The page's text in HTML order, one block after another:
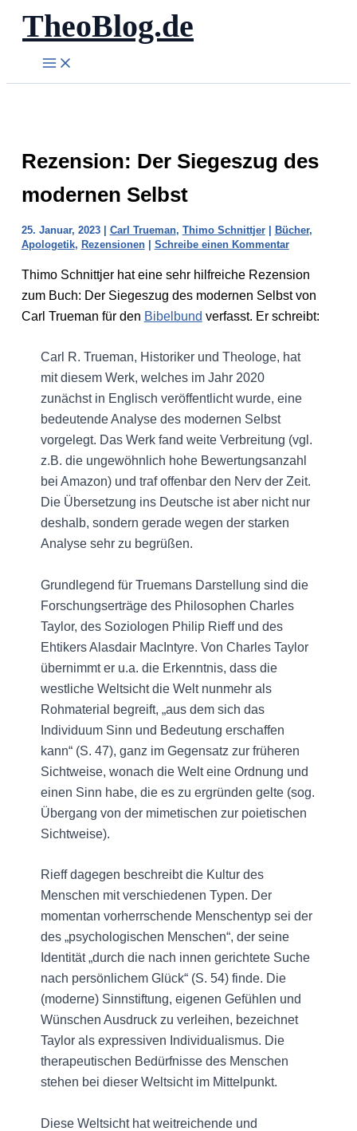
Zum
Inhalt
springen
TheoBlog.de
Rezension: Der Siegeszug des
modernen Selbst
25. Januar, 2023 | Carl Trueman, Thimo Schnittjer| Bücher,
Apologetik, Rezensionen| Schreibe einen Kommentar
Thimo Schnittjer hat eine sehr hilfreiche Rezension
zum Buch: Der Siegeszug des modernen Selbst von
Carl Trueman für den Bibelbund verfasst. Er schreibt:
Carl R. Trueman, Historiker und Theologe, hat
mit diesem Werk, welches im Jahr 2020
zunächst in Englisch veröffentlicht wurde, eine
bedeutende Analyse des modernen Selbst
vorgelegt. Das Werk fand weite Verbreitung (vgl.
z.B. die ungewöhnlich hohe Bewertungsanzahl
bei Amazon) und traf offenbar den Nerv der Zeit.
Die Übersetzung ins Deutsche ist aber nicht nur
deshalb, sondern gerade wegen der starken
Analyse sehr zu begrüßen.
Grundlegend für Truemans Darstellung sind die
Forschungserträge des Philosophen Charles
Taylor, des Soziologen Philip Rieff und des
Ehtikers Alasdair MacIntyre. Von Charles Taylor
übernimmt er u.a. die Erkenntnis, dass die
westliche Weltsicht die Welt nunmehr als
Rohmaterial begreift, „aus dem sich das
Individuum Sinn und Bedeutung erschaffen
kann“ (S. 47), ganz im Gegensatz zur früheren
Sichtweise, wonach die Welt eine Ordnung und
einen Sinn habe, die es zu ergründen gelte (sog.
Übergang von der mimetischen zur poietischen
Sichtweise).
Rieff dagegen beschreibt die Kultur des
Menschen mit verschiedenen Typen. Der
momentan vorherrschende Menschentyp sei der
des „psychologischen Menschen“, der seine
Identität „durch die nach innen gerichtete Suche
nach persönlichem Glück“ (S. 54) finde. Die
(moderne) Sinnstiftung, eigenen Gefühlen und
Wünschen Ausdruck zu verleihen, bezeichnet
Taylor als expressiven Individualismus. Die
therapeutischen Bedürfnisse des Menschen
stehen bei dieser Weltsicht im Mittelpunkt.
Diese Weltsicht hat weitreichende und